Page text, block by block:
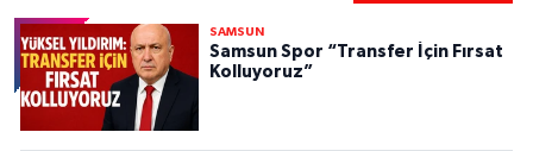
SAMSUN
Samsun Spor “Transfer İçin Fırsat
Kolluyoruz”